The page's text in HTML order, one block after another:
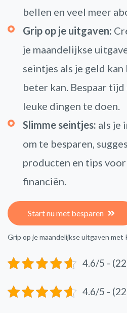
bellen en veel meer
Grip op je uitgaven:
je maandelijkse
seintjes als je geld
beter kan. Bespaar
leuke dingen te doen.
Slimme seintjes: als je
om te besparen,
producten en tips
financiën.
Start nu met besparen
Grip op je maandelijkse uitgaven met
4.6/5 -
4.6/5 -